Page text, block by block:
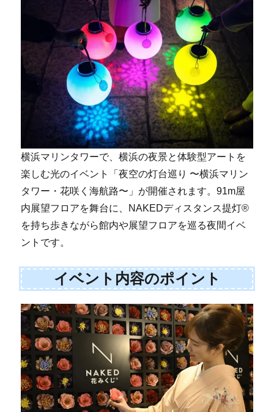
横浜マリンタワーで、横浜の夜景と体験型アートを
楽しむ光のイベント「夜空の灯台巡り 〜横浜マリン
タワー・花咲く海航路〜」が開催されます。91m屋
内展望フロアを舞台に、NAKEDディスタンス提灯®
を持ち歩きながら館内や展望フロアを巡る夜間イベ
ントです。
イベント内容のポイント